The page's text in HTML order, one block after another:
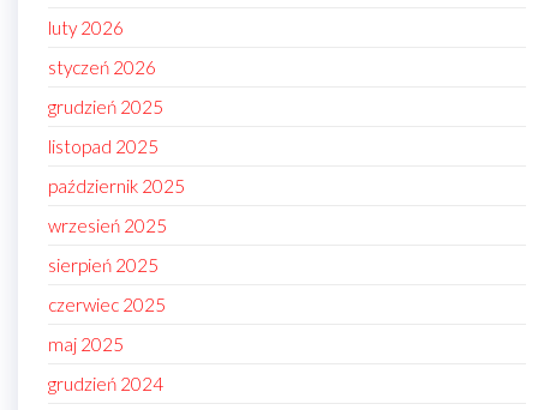
luty 2026
styczeń 2026
grudzień 2025
listopad 2025
październik 2025
wrzesień 2025
sierpień 2025
czerwiec 2025
maj 2025
grudzień 2024